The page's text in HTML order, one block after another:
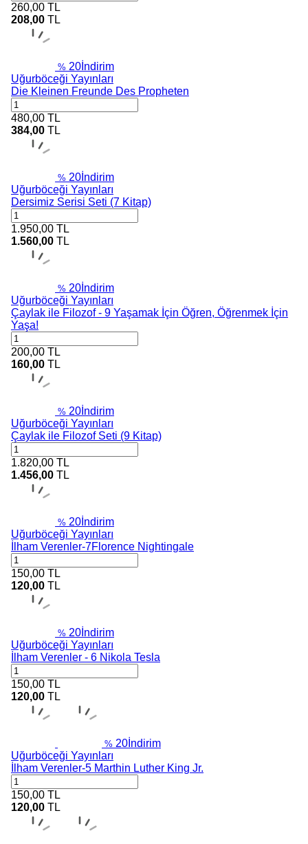
260,00 TL
208,00 TL
% 20 İndirim
Uğurböceği Yayınları
Die Kleinen Freunde Des Propheten
480,00 TL
384,00 TL
% 20 İndirim
Uğurböceği Yayınları
Dersimiz Serisi Seti (7 Kitap)
1.950,00 TL
1.560,00 TL
% 20 İndirim
Uğurböceği Yayınları
Çaylak ile Filozof - 9 Yaşamak İçin Öğren, Öğrenmek İçin
Yaşa!
200,00 TL
160,00 TL
% 20 İndirim
Uğurböceği Yayınları
Çaylak ile Filozof Seti (9 Kitap)
1.820,00 TL
1.456,00 TL
% 20 İndirim
Uğurböceği Yayınları
İlham Verenler-7Florence Nightingale
150,00 TL
120,00 TL
% 20 İndirim
Uğurböceği Yayınları
İlham Verenler - 6 Nikola Tesla
150,00 TL
120,00 TL
% 20 İndirim
Uğurböceği Yayınları
İlham Verenler-5 Marthin Luther King Jr.
150,00 TL
120,00 TL